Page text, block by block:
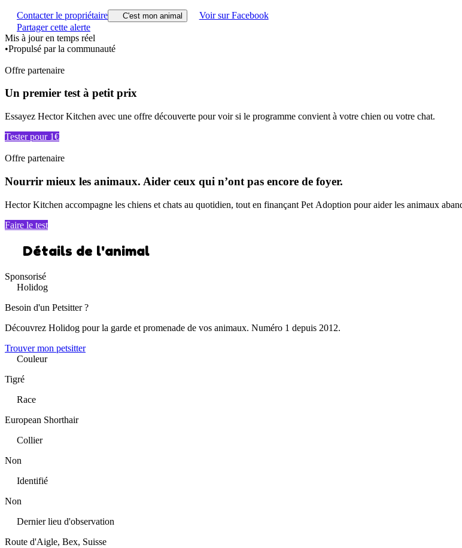
Contacter le propriétaire C'est mon animal
Voir sur Facebook
Partager cette alerte
Mis à jour en temps réel
•Propulsé par la communauté
Offre partenaire
Un premier test à petit prix
Essayez Hector Kitchen avec une offre découverte pour voir si le programme convient à votre chien ou votre chat.
Tester pour 1€
Offre partenaire
Nourrir mieux les animaux. Aider ceux qui n’ont pas encore de foyer.
Hector Kitchen accompagne les chiens et chats au quotidien, tout en finançant Pet Adoption pour aider les animaux
Faire le test
Détails de l'animal
Sponsorisé
Holidog
Besoin d'un Petsitter ?
Découvrez Holidog pour la garde et promenade de vos animaux. Numéro 1 depuis 2012.
Trouver mon petsitter
Couleur
Tigré
Race
European Shorthair
Collier
Non
Identifié
Non
Dernier lieu d'observation
Route d'Aigle, Bex, Suisse